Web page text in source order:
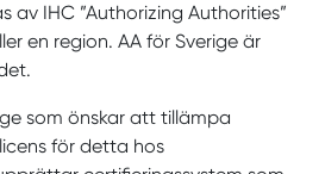
av IHC ”Authorizing Authorities”
en region. AA för Sverige är
som önskar att tillämpa
för detta hos